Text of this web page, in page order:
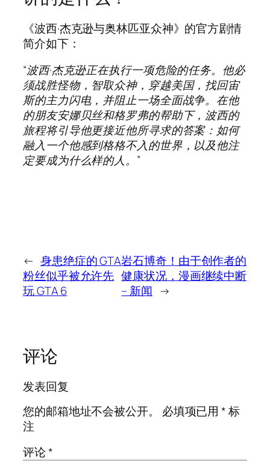
《波西·杰克逊与奥林匹亚众神》的官方剧情
简介如下：
“波西·杰克逊正在执行一项危险的任务。他必
须战胜怪物，智取众神，穿越美国，找回宙
斯的主力闪电，并阻止一场全面战争。在他
的朋友安娜贝丝和格罗弗的帮助下，波西的
旅程将引导他更接近他所寻求的答案：如何
融入一个他感到格格不入的世界​​，以及他注
定要成为什么样的人。”
← 身患绝症的 GTA
粉丝似乎被允许先
玩 GTA 6
岩石博奇！由于创作者的
健康状况，漫画继续中断
– 新闻 →
评论
发表回复
您的邮箱地址不会被公开。
必填项已用*标
注
评论*